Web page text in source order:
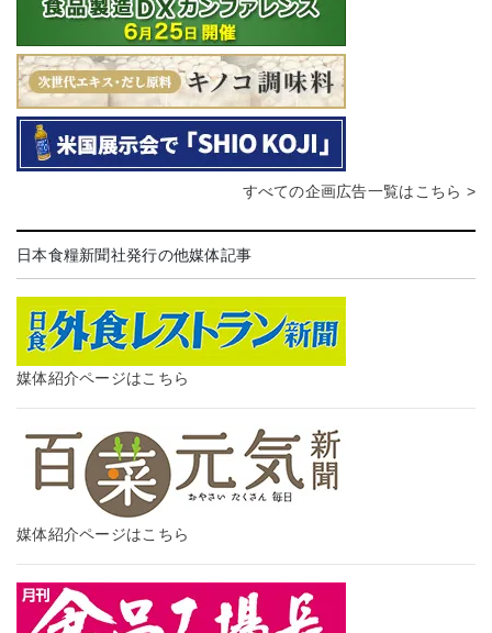
すべての企画広告一覧はこちら >
日本食糧新聞社発行の他媒体記事
媒体紹介ページはこちら
媒体紹介ページはこちら